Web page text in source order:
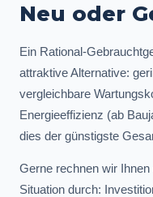
Neu oder
Ein Rational-
attraktive Alternative:
vergleichbare
Energieeffizienz (ab
dies der günstigste
Gerne rechnen wir
Situation durch: